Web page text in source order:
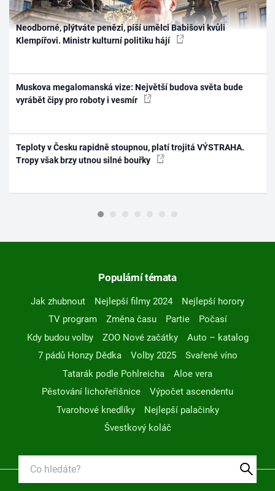
Neodborné, plýtváte penězi, píší umělci Babišovi kvůli
Klempířovi. Ministr kulturní politiku hájí
Muskova megalomanská vize: Největší budova světa bude
vyrábět čipy pro roboty i vesmír
Teploty v Česku rapidně stoupnou, platí trojitá VÝSTRAHA.
Tropy však brzy utnou silné bouřky
Populární témata
Jak zhubnout Nejlepší filmy 2024
Nejlepší horory
TV program
Změna času Partie
Počasí
Kdy budou volby
ZOO Nové začátky
Auto – katalog
7 pádů Honzy Dědka
Volby 2025
Svařené víno
Tatarák podle Pohlreicha
Aloe vera
Pěstování lichořeřišnice
Výpočet ascendentu
Tvarohové knedlíky
Nejlepší palačinky
Švestkový koláč